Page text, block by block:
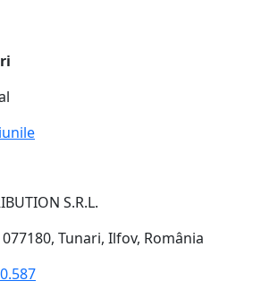
S.R.L.
Tunari, Ilfov, România